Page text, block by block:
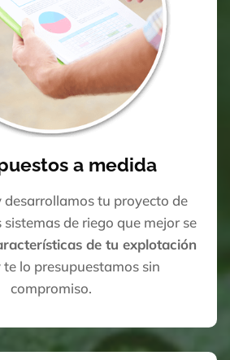
a medida
desarrollamos tu proyecto de
de riego que mejor se
de tu explotación
te lo presupuestamos sin
compromiso.